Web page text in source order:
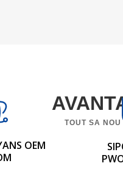
TOUT SA
OEM